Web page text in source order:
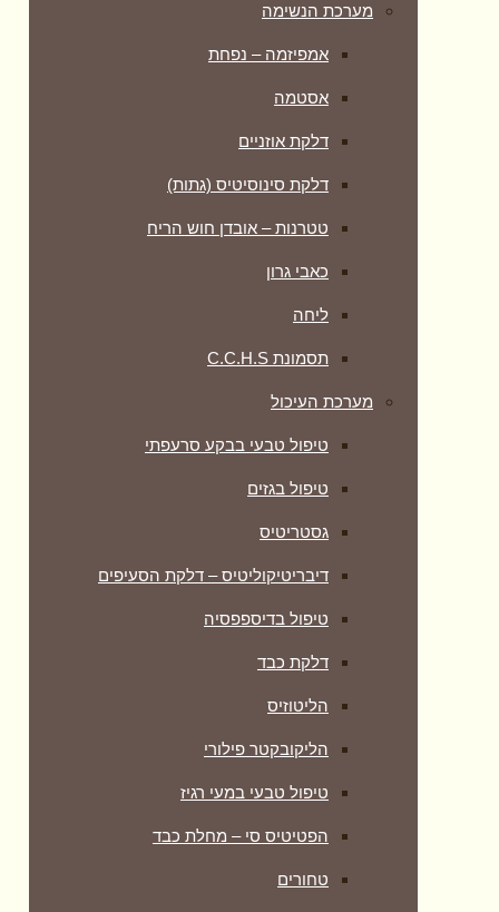
מערכת הנשימה
אמפיזמה – נפחת
אסטמה
דלקת אוזניים
דלקת סינוסיטיס (גתות)
טטרנות – אובדן חוש הריח
כאבי גרון
ליחה
תסמונת C.C.H.S
מערכת העיכול
טיפול טבעי בבקע סרעפתי
טיפול בגזים
גסטריטיס
דיבריטיקוליטיס – דלקת הסעיפים
טיפול בדיספפסיה
דלקת כבד
הליטוזיס
הליקובקטר פילורי
טיפול טבעי במעי רגיז
הפטיטיס סי – מחלת כבד
טחורים